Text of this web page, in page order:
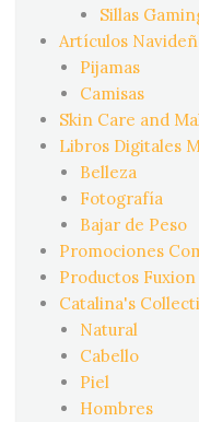
Sillas
Artículos
Pijamas
Camisas
Skin Care and
Libros Digitales
Belleza
Fotografía
Bajar de Peso
Promociones
Productos Fuxion
Catalina's
Natural
Cabello
Piel
Hombres